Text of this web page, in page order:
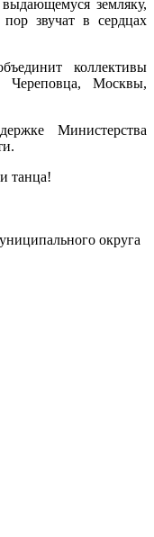
земляку,
звучат в сердцах
коллективы
Череповца, Москвы,
Министерства
танца!
округа